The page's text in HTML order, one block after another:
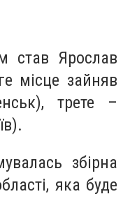
став Ярослав
місце зайняв
трете –
збірна
яка буде